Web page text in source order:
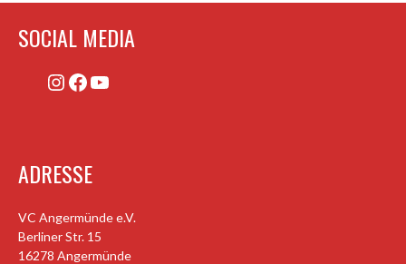
SOCIAL MEDIA
Instagram
Facebook
YouTube
ADRESSE
VC Angermünde e.V.
Berliner Str. 15
16278 Angermünde